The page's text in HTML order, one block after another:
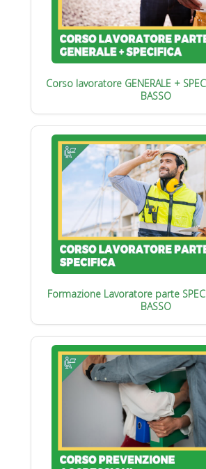
Corso lavoratore GENERALE +
BASSO
Formazione Lavoratore parte
BASSO